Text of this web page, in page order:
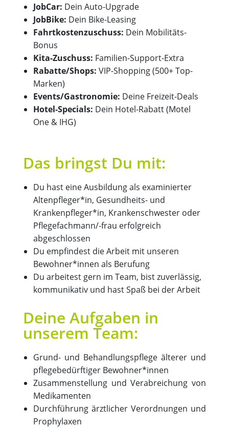
JobCar: Dein Auto-Upgrade
JobBike: Dein Bike-Leasing
Fahrtkostenzuschuss: Dein Mobilitäts-
Bonus
Kita-Zuschuss: Familien-Support-Extra
Rabatte/Shops: VIP-Shopping (500+ Top-
Marken)
Events/Gastronomie: Deine Freizeit-Deals
Hotel-Specials: Dein Hotel-Rabatt (Motel
One & IHG)
Das bringst Du mit:
Du hast eine Ausbildung als examinierter
Altenpfleger*in, Gesundheits- und
Krankenpfleger*in, Krankenschwester oder
Pflegefachmann/-frau erfolgreich
abgeschlossen
Du empfindest die Arbeit mit unseren
Bewohner*innen als Berufung
Du arbeitest gern im Team, bist zuverlässig,
kommunikativ und hast Spaß bei der Arbeit
Deine Aufgaben in
unserem Team:
Grund- und Behandlungspflege älterer und
pflegebedürftiger Bewohner*innen
Zusammenstellung und Verabreichung von
Medikamenten
Durchführung ärztlicher Verordnungen und
Prophylaxen